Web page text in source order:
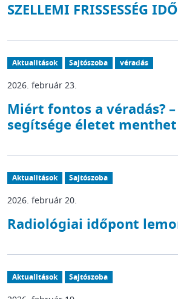
SZELLEMI FRISSESSÉG
Aktualitások Sajtószoba véradás
2026. február 23.
Miért fontos a véradás? –
segítsége életet menthet
Aktualitások Sajtószoba
2026. február 20.
Radiológiai időpont
Aktualitások Sajtószoba